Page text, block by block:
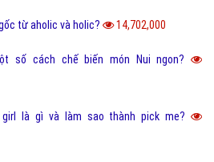
từ aholic và holic? 14,702,000
số cách chế biến món Nui ngon?
là gì và làm sao thành pick me?